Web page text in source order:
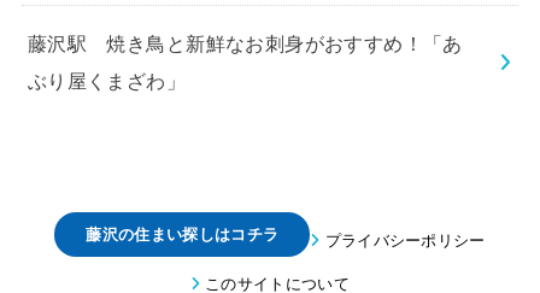
藤沢駅 焼き鳥と新鮮なお刺身がおすすめ！「あ
ぶり屋くまざわ」
藤沢の住まい探しはコチラ プライバシーポリシー
このサイトについて